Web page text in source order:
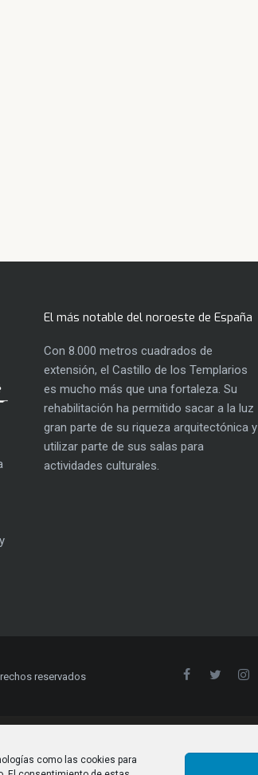
como las cookies para
El más notable del noroeste de España
Con 8.000 metros cuadrados de
extensión, el Castillo de los Templarios
es mucho más que una fortaleza. Su
rehabilitación ha permitido sacar a la luz
gran parte de su riqueza arquitectónica y
utilizar parte de sus salas para
actividades culturales.
reservados